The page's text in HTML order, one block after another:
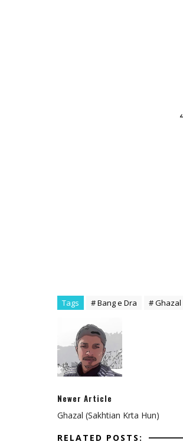
Tags # Bang e Dra # Ghazal
Newer Article
Ghazal (Sakhtian Krta Hun)
RELATED POSTS: